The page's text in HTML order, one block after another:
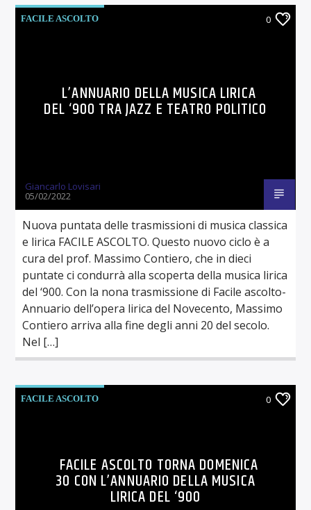
FACILE ASCOLTO 0
L’ANNUARIO DELLA MUSICA LIRICA
DEL ‘900 TRA JAZZ E TEATRO POLITICO
Giancarlo Lovisari
05/02/2022
Nuova puntata delle trasmissioni di musica classica
e lirica FACILE ASCOLTO. Questo nuovo ciclo è a
cura del prof. Massimo Contiero, che in dieci
puntate ci condurrà alla scoperta della musica lirica
del ‘900. Con la nona trasmissione di Facile ascolto-
Annuario dell’opera lirica del Novecento, Massimo
Contiero arriva alla fine degli anni 20 del secolo.
Nel […]
FACILE ASCOLTO 0
FACILE ASCOLTO TORNA DOMENICA
30 CON L’ANNUARIO DELLA MUSICA
LIRICA DEL ‘900